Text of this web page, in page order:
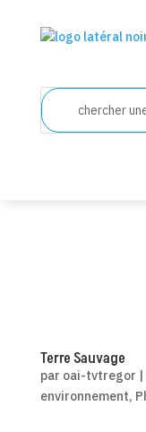
Terre Sauvage
par oai-tvtregor |
environnement,